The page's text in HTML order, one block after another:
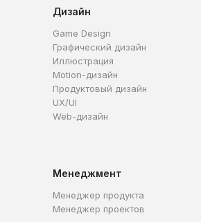
Дизайн
Game Design
Графический дизайн
Иллюстрация
Motion-дизайн
Продуктовый дизайн
UX/UI
Web-дизайн
Менеджмент
Менеджер продукта
Менеджер проектов